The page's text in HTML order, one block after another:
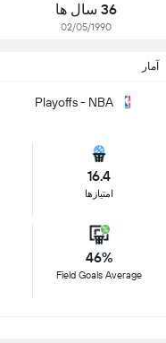
36 سال ها
02/05/1990
آمار
Playoffs - NBA
16.4
امتیازها
46%
Field Goals Average